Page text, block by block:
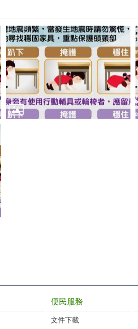
便民服務
文件下載